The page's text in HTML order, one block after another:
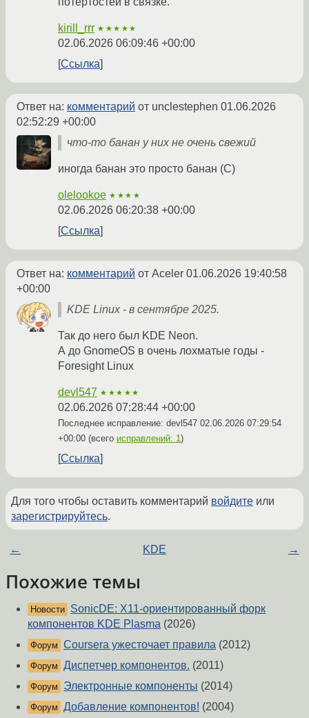
kirill_rrr ★★★★★
02.06.2026 06:09:46 +00:00
Ссылка
Ответ на: комментарий от unclestephen 01.06.2026
02:52:29 +00:00
что-то банан у них не очень свежий
иногда банан это просто банан (C)
olelookoe ★★★★
02.06.2026 06:20:38 +00:00
Ссылка
Ответ на: комментарий от Aceler 01.06.2026 19:40:58
+00:00
KDE Linux - в сентябре 2025.
Так до него был KDE Neon.
А до GnomeOS в очень лохматые годы -
Foresight Linux
devl547 ★★★★★
02.06.2026 07:28:44 +00:00
Последнее исправление: devl547 02.06.2026 07:29:54
+00:00 (всего исправлений: 1 )
Ссылка
Для того чтобы оставить комментарий войдите или
зарегистрируйтесь.
← KDE →
Похожие темы
Новости SonicDE: X11-ориентированный форк
компонентов KDE Plasma (2026)
Форум Coursera ужесточает правила (2012)
Форум Диспетчер компонентов. (2011)
Форум Электронные компоненты (2014)
Форум Добавление компонентов! (2004)